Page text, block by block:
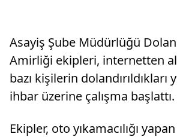
Asayiş Şube Müdürlüğü
Amirliği ekipleri, internetten
bazı kişilerin dolandırıldıkları
ihbar üzerine çalışma başlattı.
Ekipler, oto yıkamacılığı